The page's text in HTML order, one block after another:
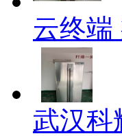
云终端
武汉科